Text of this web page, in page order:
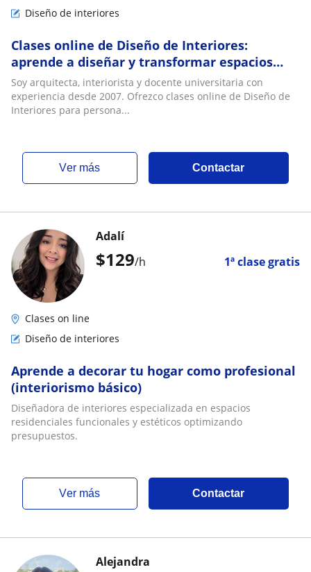
Diseño de interiores
Clases online de Diseño de Interiores:
aprende a diseñar y transformar espacios
reales con criterio, sensibilidad y sentido
prácto
Soy arquitecta, interiorista y docente universitaria con
experiencia desde 2007. Ofrezco clases online de Diseño de
Interiores para persona...
ver más Contactar
$129/h 1ª clase gratis
Adalí
Clases on line
Diseño de interiores
Aprende a decorar tu hogar como profesional
(interiorismo básico)
Diseñadora de interiores especializada en espacios
residenciales funcionales y estéticos optimizando
presupuestos.
ver más Contactar
Alejandra